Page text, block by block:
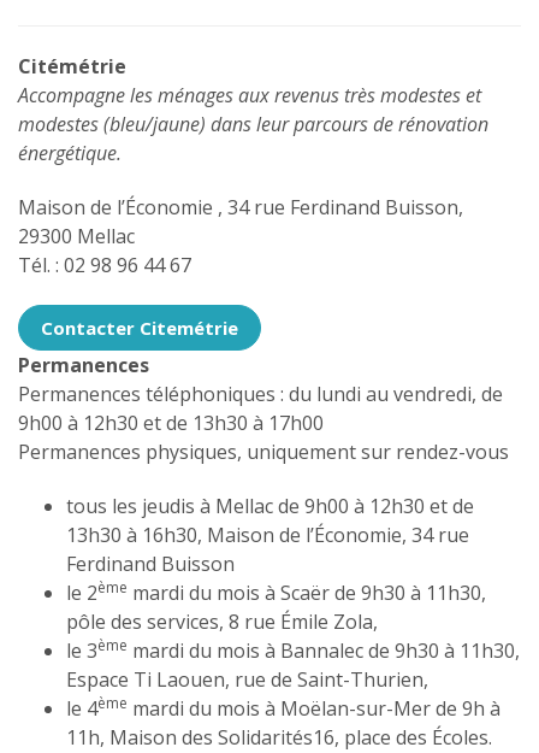
Citémétrie
Accompagne les ménages aux revenus très modestes et
modestes (bleu/jaune) dans leur parcours de rénovation
énergétique.
Maison de l’Économie , 34 rue Ferdinand Buisson,
29300 Mellac
Tél. : 02 98 96 44 67
Contacter Citemétrie
Permanences
Permanences téléphoniques : du lundi au vendredi, de
9h00 à 12h30 et de 13h30 à 17h00
Permanences physiques, uniquement sur rendez-vous
tous les jeudis à Mellac de 9h00 à 12h30 et de
13h30 à 16h30, Maison de l’Économie, 34 rue
Ferdinand Buisson
le 2ème mardi du mois à Scaër de 9h30 à 11h30,
pôle des services, 8 rue Émile Zola,
le 3ème mardi du mois à Bannalec de 9h30 à 11h30,
Espace Ti Laouen, rue de Saint-Thurien,
le 4ème mardi du mois à Moëlan-sur-Mer de 9h à
11h, Maison des Solidarités16, place des Écoles.